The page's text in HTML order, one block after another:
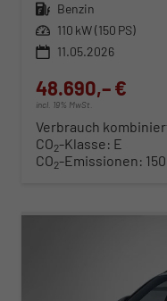
Kraftstoff Benzin
Leistung 110 kW (150 PS)
11.05.2026
48.690,– €
incl. 19% MwSt.
Verbrauch
CO2-Klasse: E
CO2-Emissionen: